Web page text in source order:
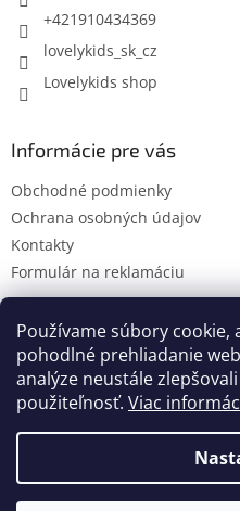
Používame súbory cookie,
pohodlné prehliadanie
analýze neustále
použiteľnosť. Viac
+421910434369
lovelykids_sk_cz
Lovelykids shop
Informácie pre vás
Obchodné podmienky
Ochrana osobných údajov
Kontakty
Formulár na reklamáciu
Kontakty